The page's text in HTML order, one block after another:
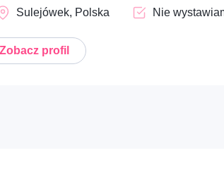
Cyfrowe – Kreatywne usługi
wizualne
Sulejówek, Polska Nie
Zobacz profil